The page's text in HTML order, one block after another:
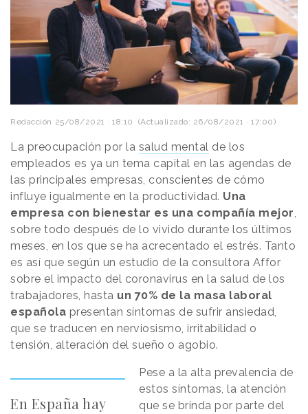
Redacción 25/08/2021 · 18:10 (Actualizado: 26/08/2021 · 17:00)
La preocupación por la salud mental de los
empleados es ya un tema capital en las agendas de
las principales empresas, conscientes de cómo
influye igualmente en la productividad. Una
empresa con bienestar es una compañía mejor,
sobre todo después de lo vivido durante los últimos
meses, en los que se ha acrecentado el estrés. Tanto
es así que según un estudio de la consultora Affor
sobre el impacto del coronavirus en la salud de los
trabajadores, hasta un 70% de la masa laboral
española presentan síntomas de sufrir ansiedad,
que se traducen en nerviosismo, irritabilidad o
tensión, alteración del sueño o agobio.
En España hay
Pese a la alta prevalencia de
estos síntomas, la atención
que se brinda por parte del